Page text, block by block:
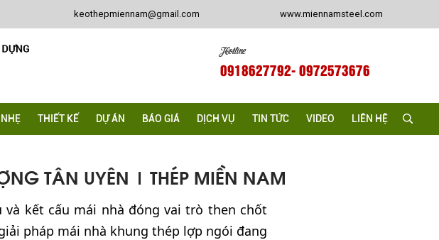
keothepmiennam@gmail.com www.miennamsteel.com
Hotline
0918627792- 0972573676
THIẾT KẾ DỰ ÁN BÁO GIÁ DỊCH VỤ TIN TỨC VIDEO LIÊN HỆ
TÂN UYÊN | THÉP MIỀN NAM
kết cấu mái nhà đóng vai trò then chốt
pháp mái nhà khung thép lợp ngói đang